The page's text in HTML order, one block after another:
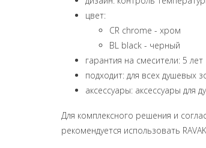
цвет:
CR chrome - хром
BL black - черный
гарантия на смесители: 5 лет
подходит: для всех душевых
аксессуары: аксессуары для
Для комплексного решения и
рекомендуется использовать